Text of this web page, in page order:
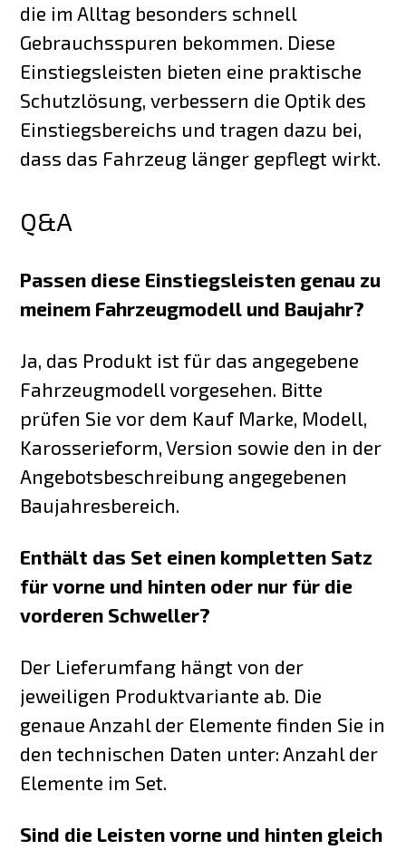
die im Alltag besonders schnell
Gebrauchsspuren bekommen. Diese
Einstiegsleisten bieten eine praktische
Schutzlösung, verbessern die Optik des
Einstiegsbereichs und tragen dazu bei,
dass das Fahrzeug länger gepflegt wirkt.
Q&A
Passen diese Einstiegsleisten genau zu
meinem Fahrzeugmodell und Baujahr?
Ja, das Produkt ist für das angegebene
Fahrzeugmodell vorgesehen. Bitte
prüfen Sie vor dem Kauf Marke, Modell,
Karosserieform, Version sowie den in der
Angebotsbeschreibung angegebenen
Baujahresbereich.
Enthält das Set einen kompletten Satz
für vorne und hinten oder nur für die
vorderen Schweller?
Der Lieferumfang hängt von der
jeweiligen Produktvariante ab. Die
genaue Anzahl der Elemente finden Sie in
den technischen Daten unter: Anzahl der
Elemente im Set.
Sind die Leisten vorne und hinten gleich